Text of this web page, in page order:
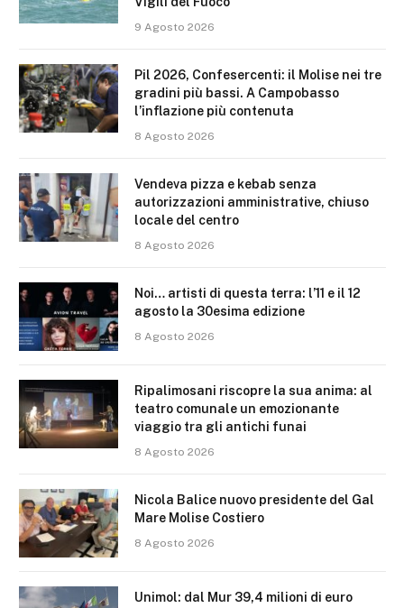
9 Agosto 2026
Pil 2026, Confesercenti: il Molise nei tre
gradini più bassi. A Campobasso
l’inflazione più contenuta
8 Agosto 2026
Vendeva pizza e kebab senza
autorizzazioni amministrative, chiuso
locale del centro
8 Agosto 2026
Noi… artisti di questa terra: l’11 e il 12
agosto la 30esima edizione
8 Agosto 2026
Ripalimosani riscopre la sua anima: al
teatro comunale un emozionante
viaggio tra gli antichi funai
8 Agosto 2026
Nicola Balice nuovo presidente del Gal
Mare Molise Costiero
8 Agosto 2026
Unimol: dal Mur 39,4 milioni di euro